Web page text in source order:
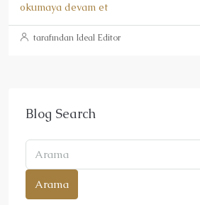
okumaya devam et
tarafından Ideal Editor
Blog Search
Arama